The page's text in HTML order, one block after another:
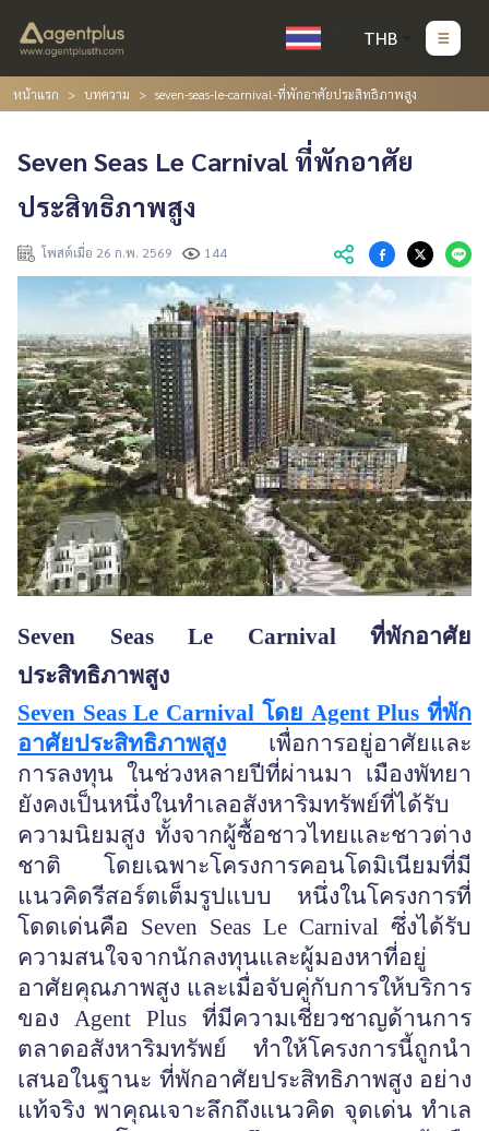
THB
หน้าแรก บทความ seven-seas-le-carnival-ที่พักอาศัยประสิทธิภาพสูง
Seven Seas Le Carnival ที่พักอาศัย
ประสิทธิภาพสูง
โพสต์เมื่อ 26 ก.พ. 2569 144
Seven Seas Le Carnival ที่พักอาศัย
ประสิทธิภาพสูง
Seven Seas Le Carnival โดย Agent Plus ที่พัก
อาศัยประสิทธิภาพสูง เพื่อการอยู่อาศัยและ
การลงทุน ในช่วงหลายปีที่ผ่านมา เมืองพัทยา
ยังคงเป็นหนึ่งในทำเลอสังหาริมทรัพย์ที่ได้รับ
ความนิยมสูง ทั้งจากผู้ซื้อชาวไทยและชาวต่าง
ชาติ โดยเฉพาะโครงการคอนโดมิเนียมที่มี
แนวคิดรีสอร์ตเต็มรูปแบบ หนึ่งในโครงการที่
โดดเด่นคือ Seven Seas Le Carnival ซึ่งได้รับ
ความสนใจจากนักลงทุนและผู้มองหาที่อยู่
อาศัยคุณภาพสูง และเมื่อจับคู่กับการให้บริการ
ของ Agent Plus ที่มีความเชี่ยวชาญด้านการ
ตลาดอสังหาริมทรัพย์ ทำให้โครงการนี้ถูกนำ
เสนอในฐานะ ที่พักอาศัยประสิทธิภาพสูง อย่าง
แท้จริง พาคุณเจาะลึกถึงแนวคิด จุดเด่น ทำเล